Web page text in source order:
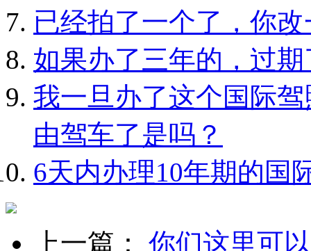
已经拍了一个了，你
如果办了三年的，过
我一旦办了这个国际
由驾车了是吗？
6天内办理10年期的国
上一篇： 你们这里可